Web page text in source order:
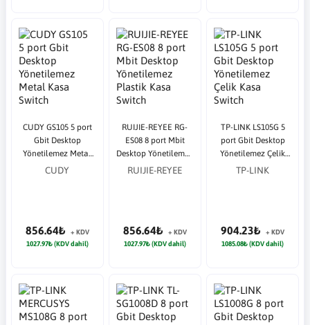
CUDY GS105 5 port
Gbit Desktop
Yönetilemez Metal
Kasa Switch
CUDY
856.64₺
+ KDV
1027.97₺ (KDV dahil)
RUIJIE-REYEE RG-
ES08 8 port Mbit
Desktop Yönetilemez
Plastik Kasa Switch
RUIJIE-REYEE
856.64₺
+ KDV
1027.97₺ (KDV dahil)
TP-LINK LS105G 5
port Gbit Desktop
Yönetilemez Çelik
Kasa Switch
TP-LINK
904.23₺
+ KDV
1085.08₺ (KDV dahil)